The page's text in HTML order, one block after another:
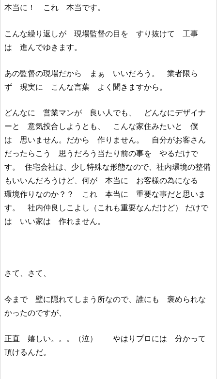
本当に！ これ 本当です。
こんな繰り返しが 現場監督の目を すり抜けて 工事
は 進んでゆきます。
あの監督の現場だから まぁ いいだろう。 業者限ら
ず 現実に こんな言葉 よく聞きますから。
どんなに 営業マンが 良い人でも、 どんなにデザイナ
ーと 意気投合しようとも、 こんな家住みたいと 僕
は 思いません。だから 作りません。 自分がお客さん
だったらこう 思うだろう当たり前の事を やるだけで
す。 住宅会社は、少し特殊な形態なので、社内環境の整備
もいいんだろうけど、何が 本当に お客様の為になる
環境作りなのか？？ これ 本当に 重要な事だと思いま
す。 社内仲良しこよし（これも重要なんだけど） だけで
は いい家は 作れません。
さて、さて、
今まで 壁に隠れてしまう所なので、誰にも 褒められな
かったのですが、
正直 嬉しい。。。（泣） やはりプロには 分かって
頂けるんだ。